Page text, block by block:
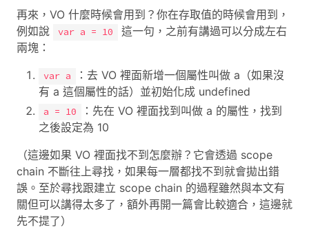
再來，VO 什麼時候會用到？你在存取值的時候會用到，
例如說
var a = 10
這一句，之前有講過可以分成左右
兩塊：
var a
：去 VO 裡面新增一個屬性叫做 a（如果沒
有 a 這個屬性的話）並初始化成 undefined
a = 10
：先在 VO 裡面找到叫做 a 的屬性，找到
之後設定為 10
（這邊如果 VO 裡面找不到怎麼辦？它會透過 scope
chain 不斷往上尋找，如果每一層都找不到就會拋出錯
誤。至於尋找跟建立 scope chain 的過程雖然與本文有
關但可以講得太多了，額外再開一篇會比較適合，這邊就
先不提了）